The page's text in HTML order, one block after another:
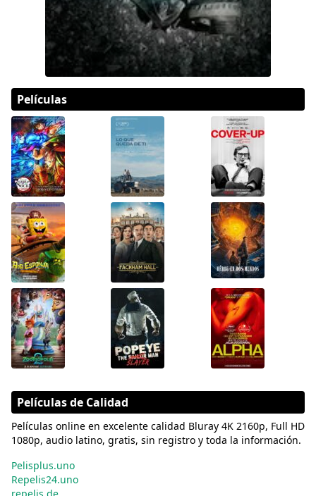
Películas
Películas de Calidad
Películas online en excelente calidad Bluray 4K 2160p, Full HD
1080p, audio latino, gratis, sin registro y toda la información.
Pelisplus.uno
Repelis24.uno